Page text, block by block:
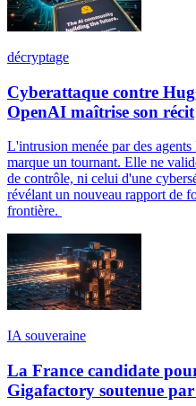
décryptage
Cyberattaque contre
OpenAI maîtrise son récit
L'intrusion menée par des
marque un tournant. Elle ne
de contrôle, ni celui d'une
révélant un nouveau rapport de
frontière.
IA souveraine
La France candidate
Gigafactory soutenue